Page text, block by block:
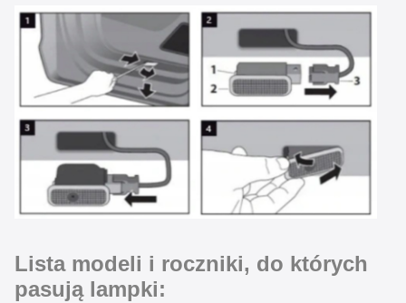
Lista modeli i roczniki, do których
pasują lampki: